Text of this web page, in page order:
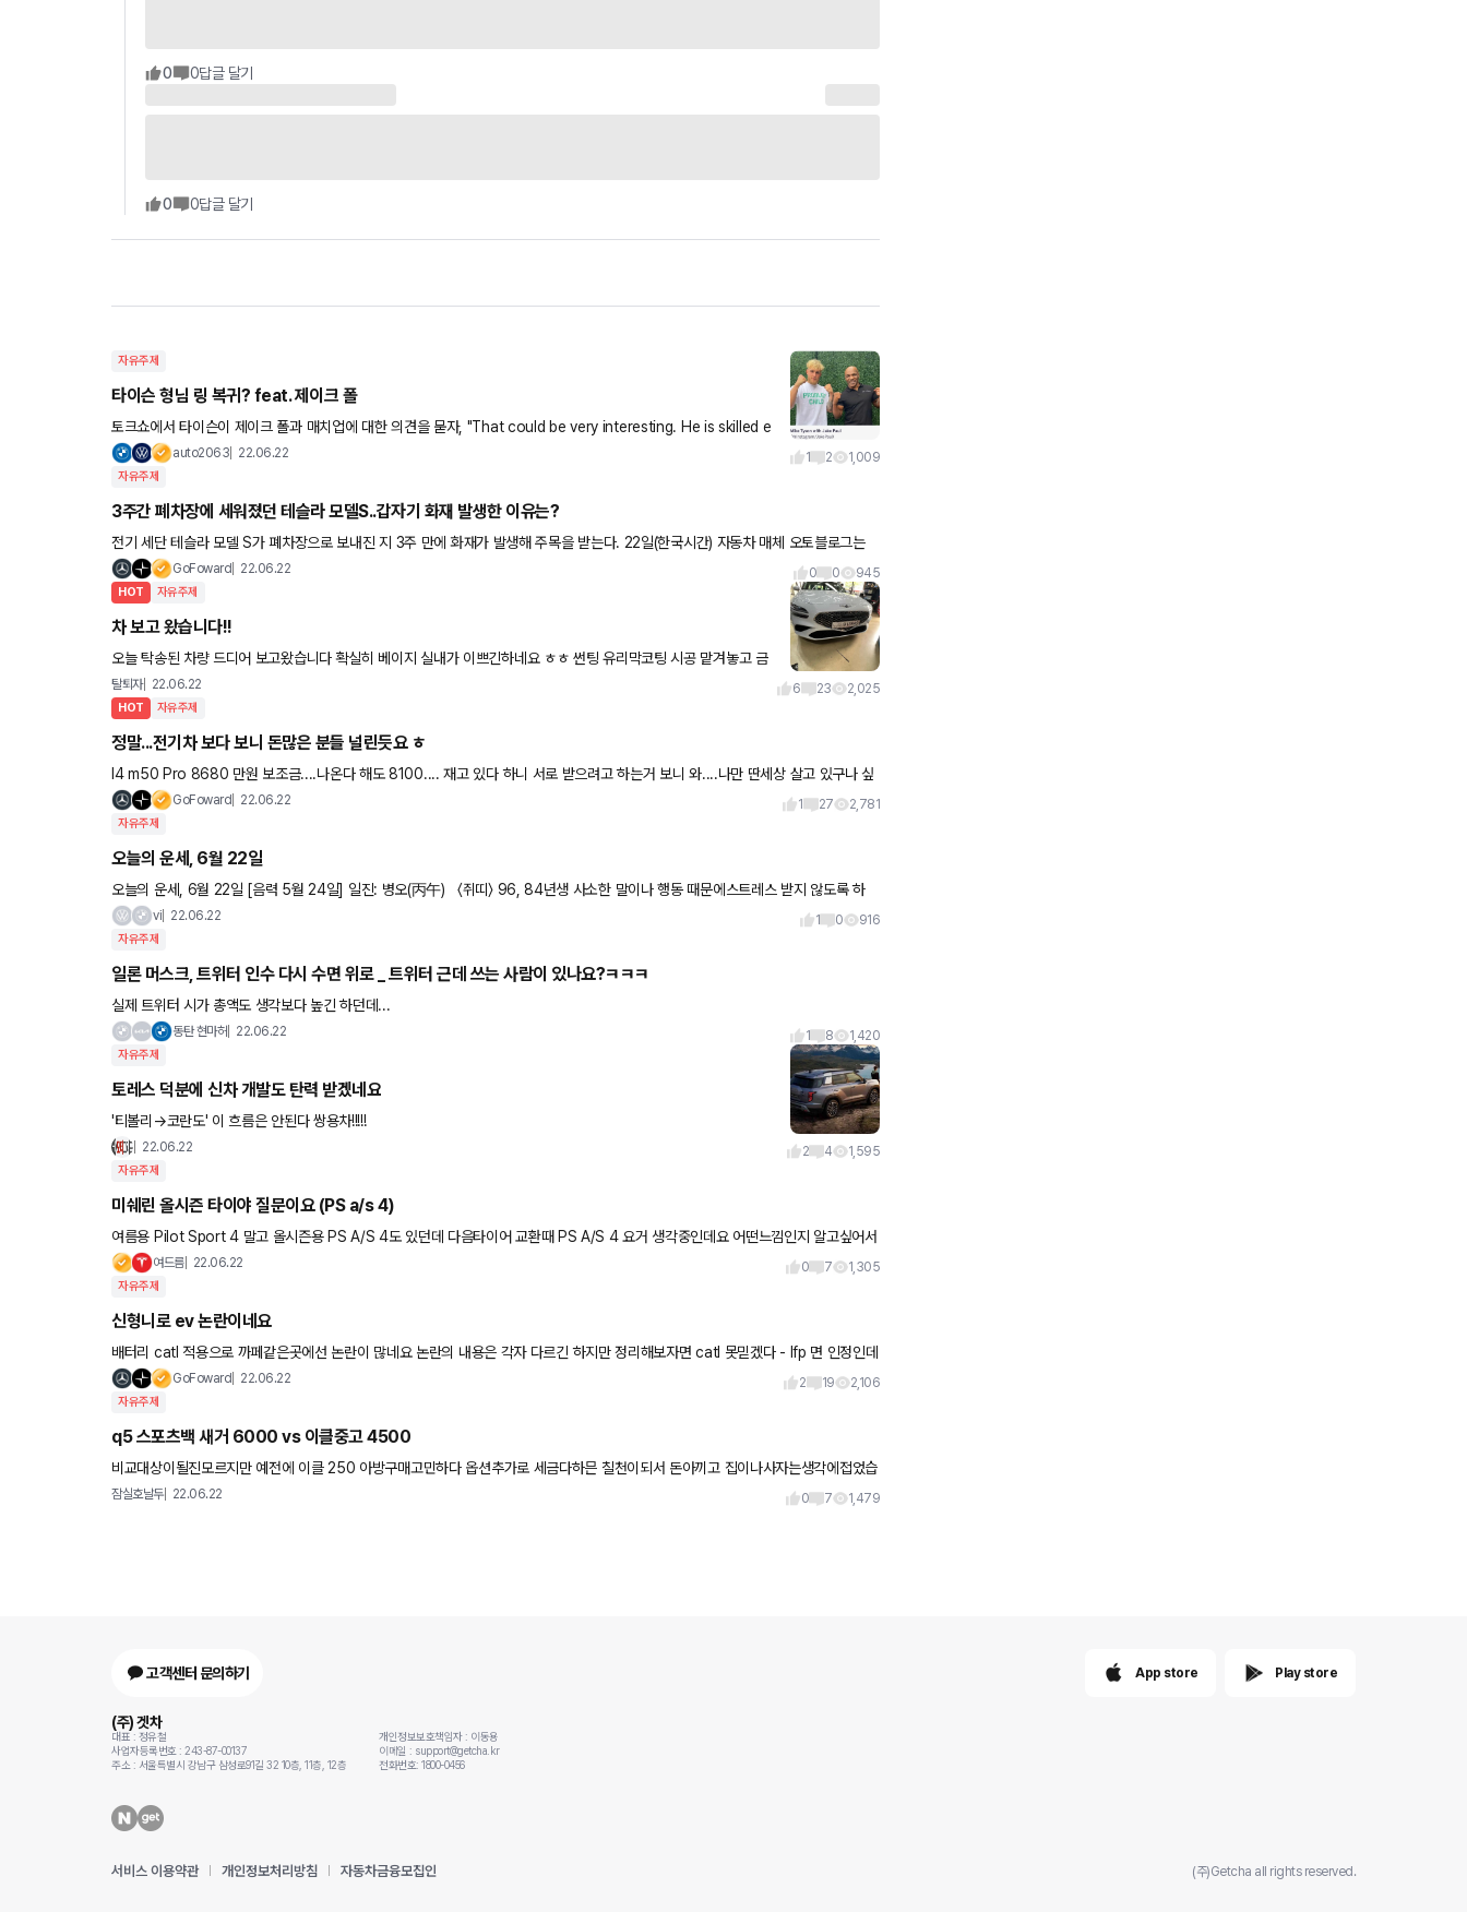
0 0답글 달기
0 0답글 달기
자유주제
타이슨 형님 링 복귀? feat. 제이크 폴
토크쇼에서 타이슨이 제이크 폴과 매치업에 대한 의견을 묻자, "That could be very interesting. He is skilled e
nough and I will give it to
auto2063 22.06.22 1 2 1,009
자유주제
3주간 폐차장에 세워졌던 테슬라 모델S..갑자기 화재 발생한 이유는?
전기 세단 테슬라 모델 S가 폐차장으로 보내진 지 3주 만에 화재가 발생해 주목을 받는다. 22일(한국시간) 자동차 매체 오토블로그는
사고로 3주간 폐차장에 세워뒀던 테슬라 모델 S가 갑자기 화재
GoFoward 22.06.22 0 0 945
HOT 자유주제
차 보고 왔습니다!!
오늘 탁송된 차량 드디어 보고왔습니다 확실히 베이지 실내가 이쁘긴하네요 ㅎㅎ 썬팅 유리막코팅 시공 맡겨놓고 금
요일날 아침에 대리로 받기로했습니다. 막상 차받으니까 bmw3시리즈 살걸 후회가 없어
탈퇴자 22.06.22 6 23 2,025
HOT 자유주제
정말...전기차 보다 보니 돈많은 분들 널린듯요 ㅎ
I4 m50 Pro 8680 만원 보조금....나온다 해도 8100.... 재고 있다 하니 서로 받으려고 하는거 보니 와....나만 딴세상 살고 있구나 싶
네요 ㅎㅎㅎㅎ 8000만원 짜리 차 언
GoFoward 22.06.22 1 27 2,781
자유주제
오늘의 운세, 6월 22일
오늘의 운세, 6월 22일 [음력 5월 24일] 일진: 병오(丙午) 〈쥐띠〉 96, 84년생 사소한 말이나 행동 때문에스트레스 받지 않도록 하
라. 72년생 참는 것이 이기는 것이다. 감정이
vi 22.06.22 1 0 916
자유주제
일론 머스크, 트위터 인수 다시 수면 위로 _ 트위터 근데 쓰는 사람이 있나요?ㅋㅋㅋ
실제 트위터 시가 총액도 생각보다 높긴 하던데...
동탄 현마허 22.06.22 1 8 1,420
자유주제
토레스 덕분에 신차 개발도 탄력 받겠네요
'티볼리→코란도' 이 흐름은 안된다 쌍용차!!!!!
22.06.22 2 4 1,595
자유주제
미쉐린 올시즌 타이야 질문이요 (PS a/s 4)
여름용 Pilot Sport 4 말고 올시즌용 PS A/S 4도 있던데 다음타이어 교환때 PS A/S 4 요거 생각중인데요 어떤느낌인지 알고싶어서
요 ㅋㅋ 써보신 분 있는지요 ~
여드름 22.06.22 0 7 1,305
자유주제
신형니로 ev 논란이네요
배터리 catl 적용으로 까페같은곳에선 논란이 많네요 논란의 내용은 각자 다르긴 하지만 정리해보자면 catl 못믿겠다 - lfp 면 인정인데
삼원계는 못믿겠다 왜 출시때 정보를 공개하지않고 이제
GoFoward 22.06.22 2 19 2,106
자유주제
q5 스포츠백 새거 6000 vs 이클중고 4500
비교대상이될진모르지만 예전에 이클 250 아방구매고민하다 옵션추가로 세금다하믄 칠천이되서 돈아끼고 집이나사자는생각에접었습
니다. 다만 현재 집도 전세연장했고 2년간또 개처럼 모아야지하는생각에 차까지
잠실호날두 22.06.22 0 7 1,479
고객센터 문의하기 App store Play store
(주) 겟차
대표 : 정유철
사업자등록번호 : 243-87-00137
주소 : 서울특별시 강남구 삼성로91길 32 10층, 11층, 12층
개인정보보호책임자 : 이동용
이메일 : support@getcha.kr
전화번호: 1800-0456
서비스 이용약관 개인정보처리방침 자동차금융모집인 (주)Getcha all rights reserved.